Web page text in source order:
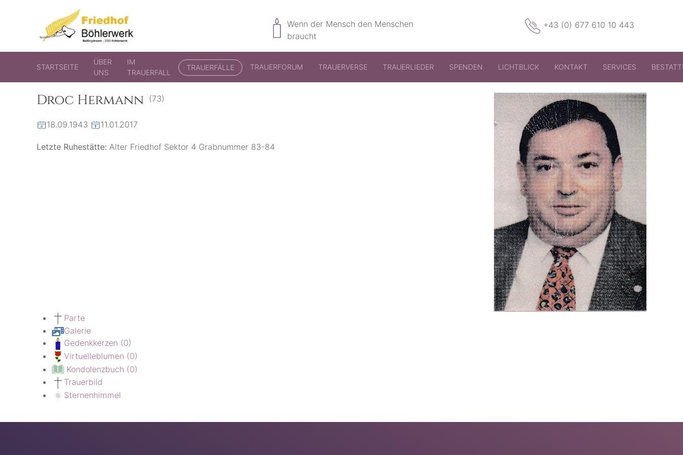
Friedhof Böhlerwerk
der virtuelle Friedhof von Böhlerwerk
Wenn der Mensch den Menschen
braucht
+43 (0) 677 610 10 443
STARTSEITE
ÜBER
UNS
IM
TRAUERFALL
TRAUERFÄLLE TRAUERFORUM TRAUERVERSE TRAUERLIEDER SPENDEN LICHTBLICK KONTAKT SERVICES
Droc Hermann (73)
18.09.1943 11.01.2017
Letzte Ruhestätte: Alter Friedhof Sektor 4 Grabnummer 83-84
Parte
Galerie
Gedenkkerzen (0)
Virtuelleblumen (0)
Kondolenzbuch (0)
Trauerbild
Sternenhimmel